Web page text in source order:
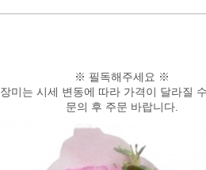
※ 필독해주세요 ※
장미는 시세 변동에 따라 가격이 달라질
문의 후 주문 바랍니다.